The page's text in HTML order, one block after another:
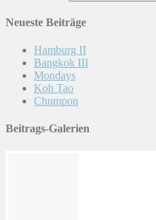
Neueste Beiträge
Hamburg II
Bangkok III
Mondays
Koh Tao
Chumpon
Beitrags-Galerien